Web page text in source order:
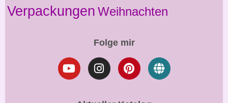
Verpackungen Weihnachten
Folge mir